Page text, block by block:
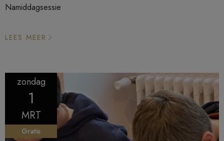
Namiddagsessie
LEES MEER
zondag
1
MRT
Gratis